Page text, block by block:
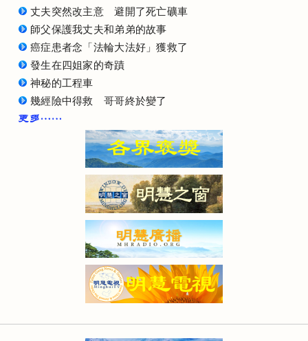
丈夫突然改主意 避開了死亡礦車
師父保護我丈夫和弟弟的故事
癌症患者念「法輪大法好」獲救了
發生在四姐家的奇蹟
神秘的工程車
幾經險中得救 哥哥終於變了